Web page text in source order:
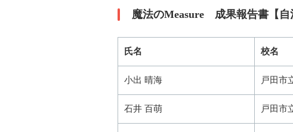
魔法のMeasure 成果報告書【
氏名 校名
小出 晴海 戸田市
石井 百萌 戸田市